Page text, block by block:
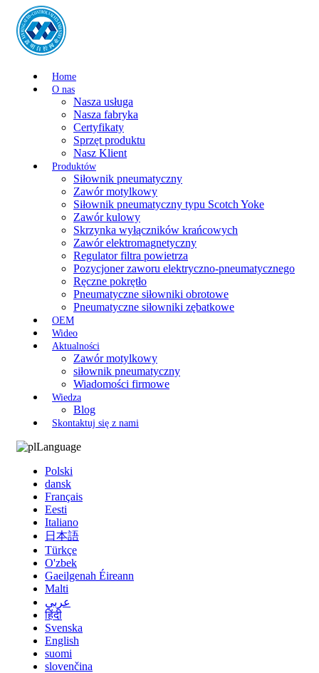
Home
O nas
Nasza usługa
Nasza fabryka
Certyfikaty
Sprzęt produktu
Nasz Klient
Produktów
Siłownik pneumatyczny
Zawór motylkowy
Siłownik pneumatyczny typu Scotch Yoke
Zawór kulowy
Skrzynka wyłączników krańcowych
Zawór elektromagnetyczny
Regulator filtra powietrza
Pozycjoner zaworu elektryczno-pneumatycznego
Ręczne pokrętło
Pneumatyczne siłowniki obrotowe
Pneumatyczne siłowniki zębatkowe
OEM
Wideo
Aktualności
Zawór motylkowy
siłownik pneumatyczny
Wiadomości firmowe
Wiedza
Blog
Skontaktuj się z nami
Language
Polski
dansk
Français
Eesti
Italiano
日本語
Türkçe
O'zbek
Gaeilgenah Éireann
Malti
عربي
हिंदी
Svenska
English
suomi
slovenčina